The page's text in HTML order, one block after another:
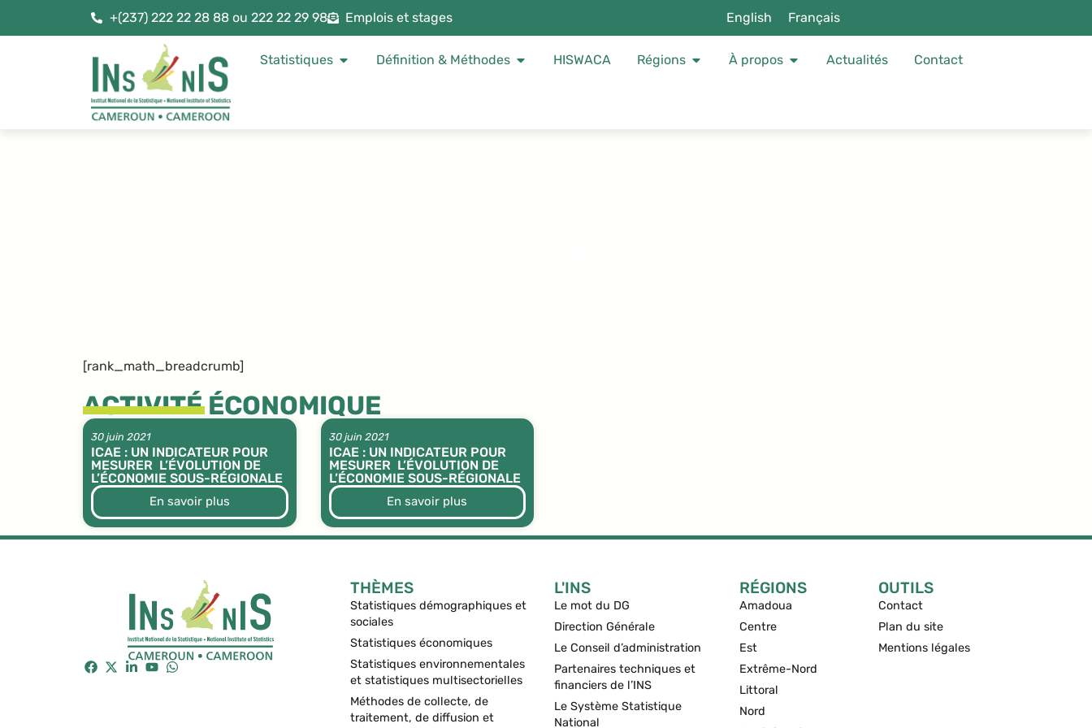
+(237) 222 22 28 88 ou 222 22 29 98 Emplois et stages English Français
Statistiques Définition & Méthodes HISWACA Régions À propos Actualités Contact
[rank_math_breadcrumb]
ACTIVITÉ ÉCONOMIQUE
30 juin 2021
ICAE : UN INDICATEUR POUR
MESURER L’ÉVOLUTION DE
L’ÉCONOMIE SOUS-RÉGIONALE
En savoir plus
30 juin 2021
ICAE : UN INDICATEUR POUR
MESURER L’ÉVOLUTION DE
L’ÉCONOMIE SOUS-RÉGIONALE
En savoir plus
THÈMES
Statistiques démographiques et
sociales
Statistiques économiques
Statistiques environnementales
et statistiques multisectorielles
Méthodes de collecte, de
traitement, de diffusion et
L'INS
Le mot du DG
Direction Générale
Le Conseil d’administration
Partenaires techniques et
financiers de l’INS
Le Système Statistique
National
RÉGIONS
Amadoua
Centre
Est
Extrême-Nord
Littoral
Nord
OUTILS
Contact
Plan du site
Mentions légales